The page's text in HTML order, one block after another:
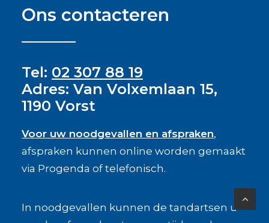
Ons contacteren
Tel: 02 307 88 19
Adres: Van Volxemlaan 15,
1190 Vorst
Voor uw noodgevallen en afspraken,
afspraken kunnen online worden gemaakt
via Progenda of telefonisch.
In noodgevallen kunnen de tandartsen u